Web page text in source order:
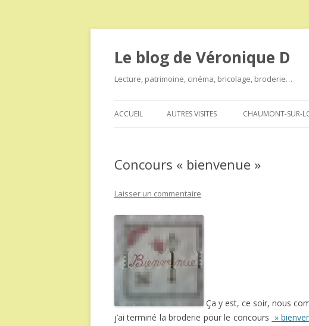
Le blog de Véronique D
Lecture, patrimoine, cinéma, bricolage, broderie…
ACCUEIL AUTRES VISITES CHAUMONT-SUR-
Concours « bienvenue »
Laisser un commentaire
Ça y est, ce soir, nous
j’ai terminé la broderie pour le concours »